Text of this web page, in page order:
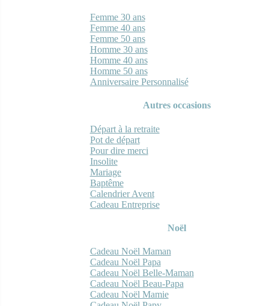
Femme 30 ans
Femme 40 ans
Femme 50 ans
Homme 30 ans
Homme 40 ans
Homme 50 ans
Anniversaire Personnalisé
Autres occasions
Départ à la retraite
Pot de départ
Pour dire merci
Insolite
Mariage
Baptême
Calendrier Avent
Cadeau Entreprise
Noël
Cadeau Noël Maman
Cadeau Noël Papa
Cadeau Noël Belle-Maman
Cadeau Noël Beau-Papa
Cadeau Noël Mamie